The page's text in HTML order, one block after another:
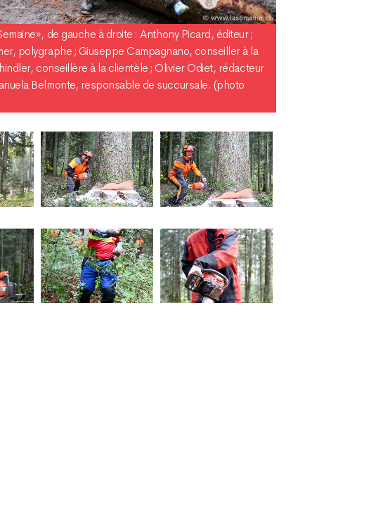
de gauche à droite : Anthony Picard, éditeur ;
polygraphe ; Giuseppe Campagnano, conseiller à la
conseillère à la clientèle ; Olivier Odiet, rédacteur
Belmonte, responsable de succursale. (photo